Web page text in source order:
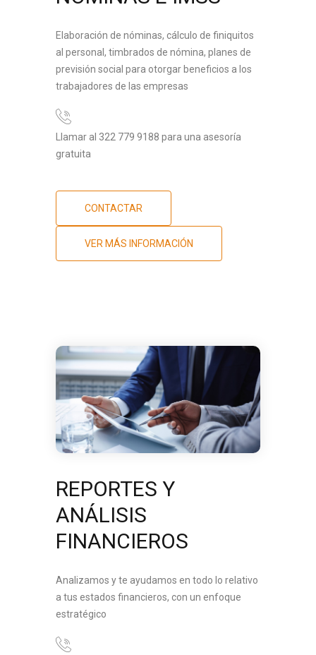
Elaboración de nóminas, cálculo de finiquitos
al personal, timbrados de nómina, planes de
previsión social para otorgar beneficios a los
trabajadores de las empresas
Llamar al 322 779 9188 para una asesoría
gratuita
CONTACTAR
VER MÁS INFORMACIÓN
REPORTES Y
ANÁLISIS
FINANCIEROS
Analizamos y te ayudamos en todo lo relativo
a tus estados financieros, con un enfoque
estratégico